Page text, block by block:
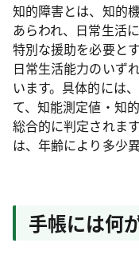
知的障害とは、知的
あらわれ、日常生活
特別な援助を必要と
日常生活能力のいず
います。具体的には
て、知能測定値・知
総合的に判定されま
は、年齢により多少異
手帳には何